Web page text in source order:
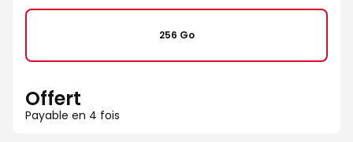
256 Go
Offert
Payable en 4 fois